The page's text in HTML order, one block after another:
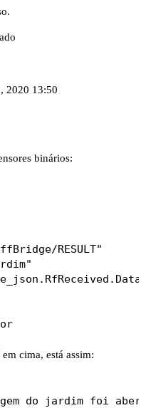
2020 13:50
binários:
RESULT"
  device_class: garage_door
cima, está assim:
do jardim foi